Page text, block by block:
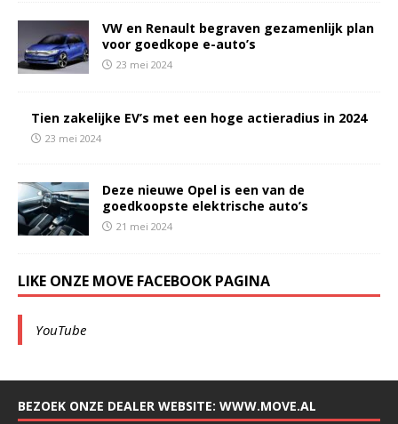
VW en Renault begraven gezamenlijk plan
voor goedkope e-auto’s
23 mei 2024
Tien zakelijke EV’s met een hoge actieradius in 2024
23 mei 2024
Deze nieuwe Opel is een van de
goedkoopste elektrische auto’s
21 mei 2024
LIKE ONZE MOVE FACEBOOK PAGINA
YouTube
BEZOEK ONZE DEALER WEBSITE: WWW.MOVE.AL